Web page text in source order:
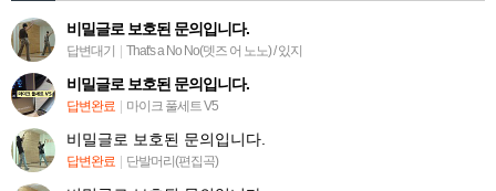
비밀글로 보호된 문의입니다.
답변대기 | That's a No No(뎃즈 어 노노) / 있지
비밀글로 보호된 문의입니다.
답변완료 | 마이크 풀세트 V5
비밀글로 보호된 문의입니다.
답변완료 | 단발머리(편집곡)